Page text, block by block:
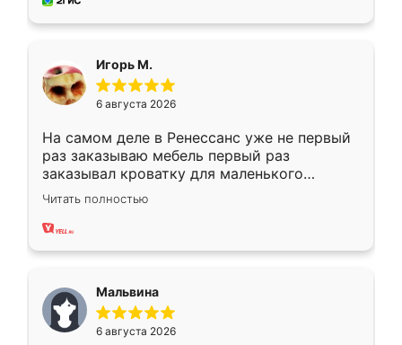
Игорь М.
6 августа 2026
На самом деле в Ренессанс уже не первый
раз заказываю мебель первый раз
заказывал кроватку для маленького
ребёнка при его рождении ,во второй раз
заказал шкаф-купе. По качеству очень
хорошее сборка достаточно быстрая,
меньше, здесь же он более разнообразный.
Мне нравится ,если что-то потребуется из
мебели буду заказывать только здесь.
Читать полностью
Мальвина
6 августа 2026